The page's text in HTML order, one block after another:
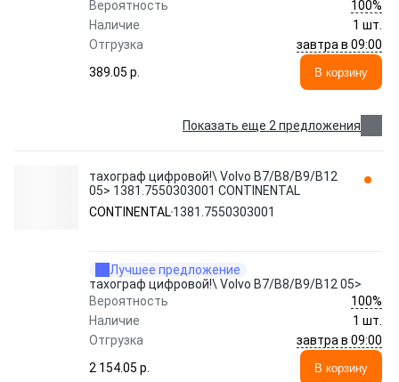
Вероятность
100%
Наличие
1 шт.
Отгрузка
завтра в 09:00
389.05 p.
В корзину
Показать еще 2 предложения
тахограф цифровой!\ Volvo B7/B8/B9/B12
05> 1381.7550303001 CONTINENTAL
CONTINENTAL1381.7550303001
Лучшее предложение
тахограф цифровой!\ Volvo B7/B8/B9/B12 05>
Вероятность
100%
Наличие
1 шт.
Отгрузка
завтра в 09:00
2 154.05 p.
В корзину